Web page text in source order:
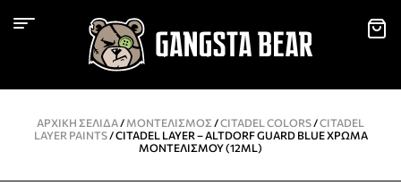
ΑΡΧΙΚΉ ΣΕΛΊΔΑ/ ΜΟΝΤΕΛΙΣΜΌΣ /CITADEL COLORS/CITADEL
LAYER PAINTS/ CITADEL LAYER – ALTDORF GUARD BLUE ΧΡΏΜΑ
ΜΟΝΤΕΛΙΣΜΟΎ (12ML)